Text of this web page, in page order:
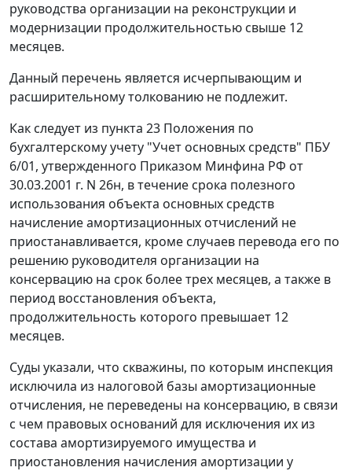
руководства организации на реконструкции и
модернизации продолжительностью свыше 12
месяцев.
Данный перечень является исчерпывающим и
расширительному толкованию не подлежит.
Как следует из пункта 23 Положения по
бухгалтерскому учету "Учет основных средств" ПБУ
6/01, утвержденного Приказом Минфина РФ от
30.03.2001 г. N 26н, в течение срока полезного
использования объекта основных средств
начисление амортизационных отчислений не
приостанавливается, кроме случаев перевода его по
решению руководителя организации на
консервацию на срок более трех месяцев, а также в
период восстановления объекта,
продолжительность которого превышает 12
месяцев.
Суды указали, что скважины, по которым инспекция
исключила из налоговой базы амортизационные
отчисления, не переведены на консервацию, в связи
с чем правовых оснований для исключения их из
состава амортизируемого имущества и
приостановления начисления амортизации у